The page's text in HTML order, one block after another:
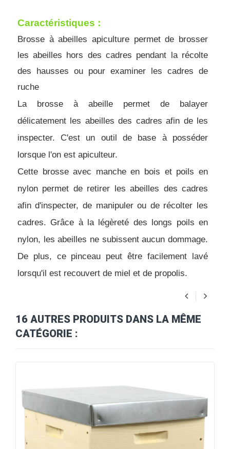
Caractéristiques :
Brosse à abeilles apiculture permet de brosser
les abeilles hors des cadres pendant la récolte
des hausses ou pour examiner les cadres de
ruche
La brosse à abeille permet de balayer
délicatement les abeilles des cadres afin de les
inspecter. C'est un outil de base à posséder
lorsque l'on est apiculteur.
Cette brosse avec manche en bois et poils en
nylon permet de retirer les abeilles des cadres
afin d'inspecter, de manipuler ou de récolter les
cadres. Grâce à la légèreté des longs poils en
nylon, les abeilles ne subissent aucun dommage.
De plus, ce pinceau peut être facilement lavé
lorsqu'il est recouvert de miel et de propolis.
16 AUTRES PRODUITS DANS LA MÊME
CATÉGORIE :